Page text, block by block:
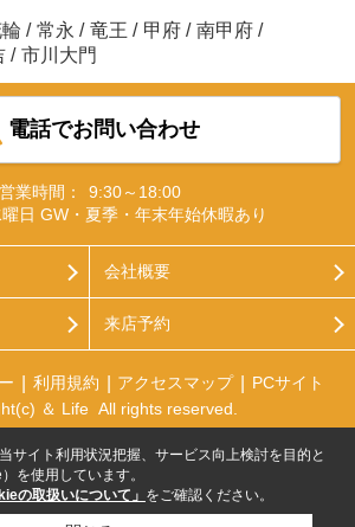
/ 常永 / 竜王 / 甲府 / 南甲府 /
/ 市川大門
電話でお問い合わせ
営業時間：
9:30～18:00
日 GW・夏季・年末年始休暇あり
会社概要
来店予約
利用規約 アクセスマップ
PCサイト
＆ Life All rights reserved.
サイト利用状況把握、サービス向上検討を目的と
を使用しています。
の取扱いについて」 をご確認ください。